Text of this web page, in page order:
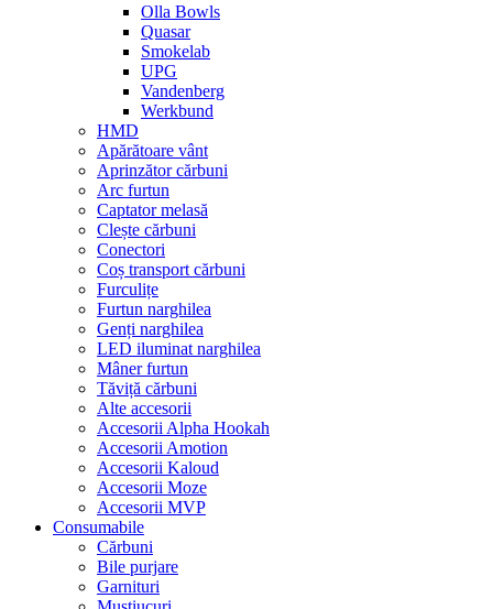
Olla Bowls
Quasar
Smokelab
UPG
Vandenberg
Werkbund
HMD
Apărătoare vânt
Aprinzător cărbuni
Arc furtun
Captator melasă
Clește cărbuni
Conectori
Coș transport cărbuni
Furculițe
Furtun narghilea
Genți narghilea
LED iluminat narghilea
Mâner furtun
Tăviță cărbuni
Alte accesorii
Accesorii Alpha Hookah
Accesorii Amotion
Accesorii Kaloud
Accesorii Moze
Accesorii MVP
Consumabile
Cărbuni
Bile purjare
Garnituri